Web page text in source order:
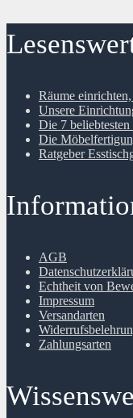
Räume
Unsere
Die 7
Die
Ratgeber
AGB
Echtheit von
Impressum
Versandarten
Zahlungsarten